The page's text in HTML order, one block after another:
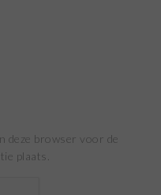
deze browser voor de
plaats.